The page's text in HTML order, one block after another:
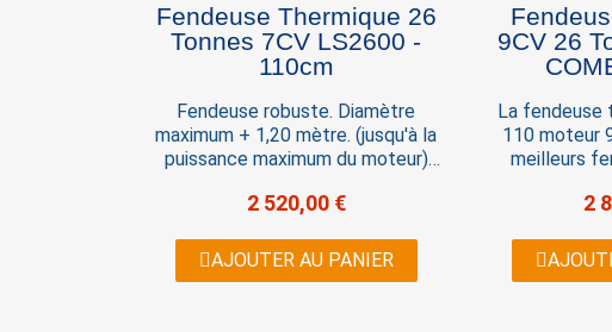
Fendeuse Thermique 26
Tonnes 7CV LS2600 -
110cm
Fendeuse robuste. Diamètre
maximum + 1,20 mètre. (jusqu'à la
puissance maximum du moteur)
très dur, plein de noeud, tordu,
Moteur 7CV Essence 208CM3
Démarrage Manuel Force 26-30
2 520,00 €
AJOUTER AU PANIER
9CV 26
La fendeuse
110 moteur
meilleurs
thermique
conception
Manuel
2